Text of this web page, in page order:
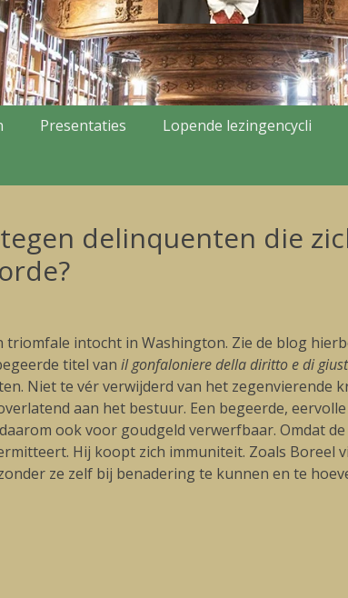
Presentaties Lopende lezingencycli
delinquenten die
intocht in Washington. Zie de blog
titel van il gonfaloniere della diritto e di
Niet te vér verwijderd van het zegenvierende
aan het bestuur. Een begeerde,
ook voor goudgeld verwerfbaar. Omdat
Hij koopt zich immuniteit. Zoals Boreel
ze zelf bij benadering te kunnen en te